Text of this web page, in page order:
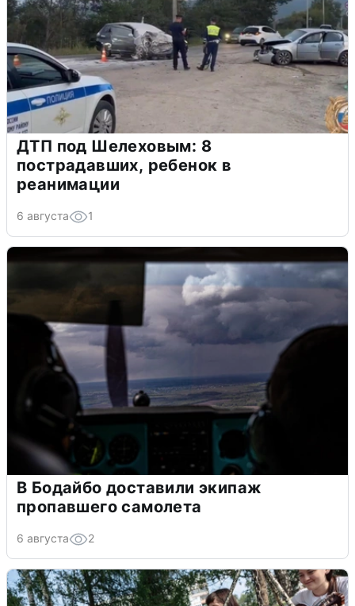
ДТП под Шелеховым: 8
пострадавших, ребенок в
реанимации
6 августа 1
В Бодайбо доставили экипаж
пропавшего самолета
6 августа 2